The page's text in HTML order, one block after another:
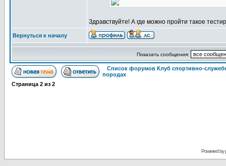
Здравствуйте! А где можно пройти такое
Вернуться к началу
Показать сообщения:
Список форумов Клуб спортивно-
породах
Страница 2 из 2
Powered by